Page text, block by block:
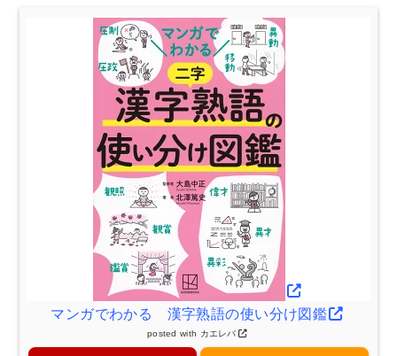
マンガでわかる 漢字熟語の使い分け図鑑
posted with カエレバ